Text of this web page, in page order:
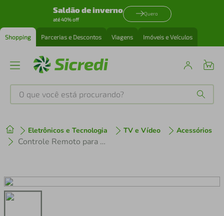
Saldão de inverno
até 40% off
Quero
Shopping Parcerias e Descontos Viagens Imóveis e Veículos
O que você está procurando?
Eletrônicos e Tecnologia TV e Vídeo Acessórios
Controle Remoto para TV Philips LCD / LED 32 40 42 32pfl3403
1º tenis